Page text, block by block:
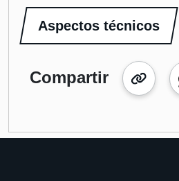
Aspectos técnicos
Compartir